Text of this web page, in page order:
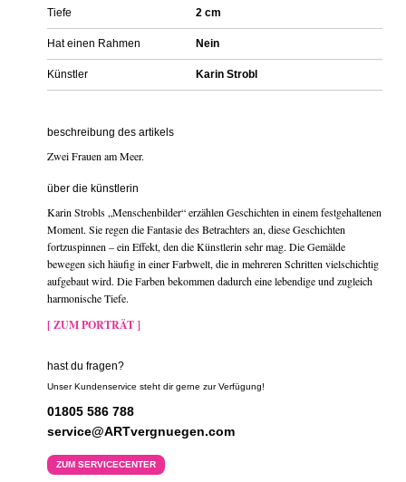
Tiefe 2 cm
Hat einen Rahmen Nein
Künstler Karin Strobl
beschreibung des artikels
Zwei Frauen am Meer.
über die künstlerin
Karin Strobls „Menschenbilder“ erzählen Geschichten in einem festgehaltenen
Moment. Sie regen die Fantasie des Betrachters an, diese Geschichten
fortzuspinnen – ein Effekt, den die Künstlerin sehr mag. Die Gemälde
bewegen sich häufig in einer Farbwelt, die in mehreren Schritten vielschichtig
aufgebaut wird. Die Farben bekommen dadurch eine lebendige und zugleich
harmonische Tiefe.
[ ZUM PORTRÄT ]
hast du fragen?
Unser Kundenservice steht dir gerne zur Verfügung!
01805 586 788
service@ARTvergnuegen.com
ZUM SERVICECENTER